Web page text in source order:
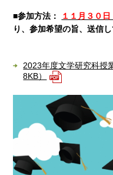
■参加方法： １１月３０
り、参加希望の旨、送信し
2023年度文学研究科授
8KB）